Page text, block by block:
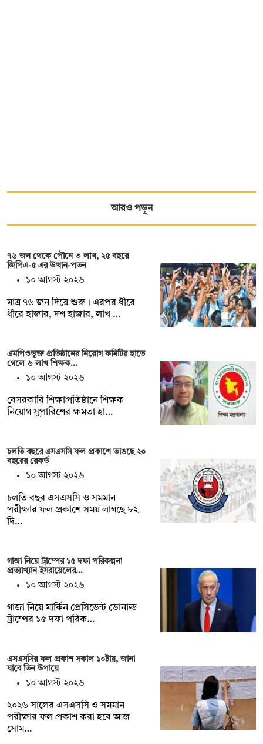
আরও পড়ুন
৭৬ জন থেকে পৌনে ৩ লাখ, ২৫ বছরে
জিপিএ-৫ এর উত্থান-পতন
১০ আগস্ট ২০২৬
মাত্র ৭৬ জন দিয়ে শুরু। এরপর ধীরে
ধীরে হাজার, দশ হাজার, লাখ …
এমপিওভুক্ত প্রতিষ্ঠানের নিয়োগ কমিটির হাতে
গেলে ৬ লাখ শিক্ষক…
১০ আগস্ট ২০২৬
বেসরকারি শিক্ষাপ্রতিষ্ঠানে শিক্ষক
নিয়োগ সুপারিশের ক্ষমতা হা…
চলতি বছরে এসএসসি ফল প্রকাশে ভাঙছে ২০
বছরের রেকর্ড
১০ আগস্ট ২০২৬
চলতি বছর এসএসসি ও সমমান
পরীক্ষার ফল প্রকাশে সময় লাগছে ৮২
দি…
গাজা নিয়ে ট্রাম্পের ১৫ দফা পরিকল্পনা
প্রত্যাখ্যান ইসরায়েলের…
১০ আগস্ট ২০২৬
গাজা নিয়ে মার্কিন প্রেসিডেন্ট ডোনাল্ড
ট্রাম্পের ১৫ দফা পরিক…
এসএসসির ফল প্রকাশ সকাল ১০টায়, জানা
যাবে তিন উপায়ে
১০ আগস্ট ২০২৬
২০২৬ সালের এসএসসি ও সমমান
পরীক্ষার ফল প্রকাশ করা হবে আজ
সোম…